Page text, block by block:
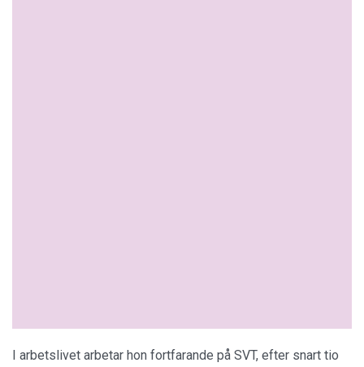
I arbetslivet arbetar hon fortfarande på SVT, efter snart tio